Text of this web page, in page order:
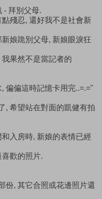
- 拜別父母.
殘忍, 還好我不是社會新
娘跪別父母, 新娘眼淚狂
果然不是當記者的
偏偏這時記憶卡用完..=.="
, 希望站在對面的凱健有拍
入房時, 新娘的表情已經
歡的照片.
份, 其它合照或花邊照片還